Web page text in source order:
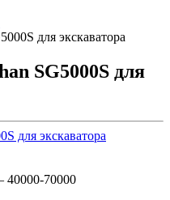
для экскаватора
SG5000S для
40000-70000